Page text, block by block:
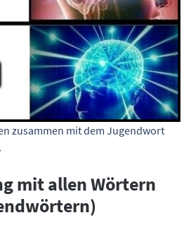
zusammen mit dem Jugendwort
mit allen Wörtern